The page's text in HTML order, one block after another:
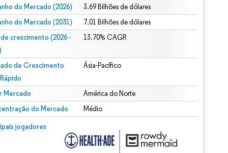
do Mercado (2026) 3.69 Bilhões de dólares
do Mercado (2031) 7.01 Bilhões de dólares
de crescimento (2026 -
13.70% CAGR
de Crescimento
Ásia-Pacífico
Mercado América do Norte
do Mercado Médio
jogadores
© Mordor Intelligence. O reuso requer atribuição conforme CC BY 4.0.
CC BY 4.0.